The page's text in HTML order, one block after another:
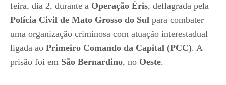
feira, dia 2, durante a Operação Éris, deflagrada pela
Polícia Civil de Mato Grosso do Sul para combater
uma organização criminosa com atuação interestadual
ligada ao Primeiro Comando da Capital (PCC). A
prisão foi em São Bernardino, no Oeste.